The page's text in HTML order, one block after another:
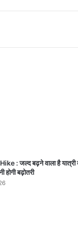
: जल्द बढ़ने वाला है यात्री
होगी बढ़ोतरी